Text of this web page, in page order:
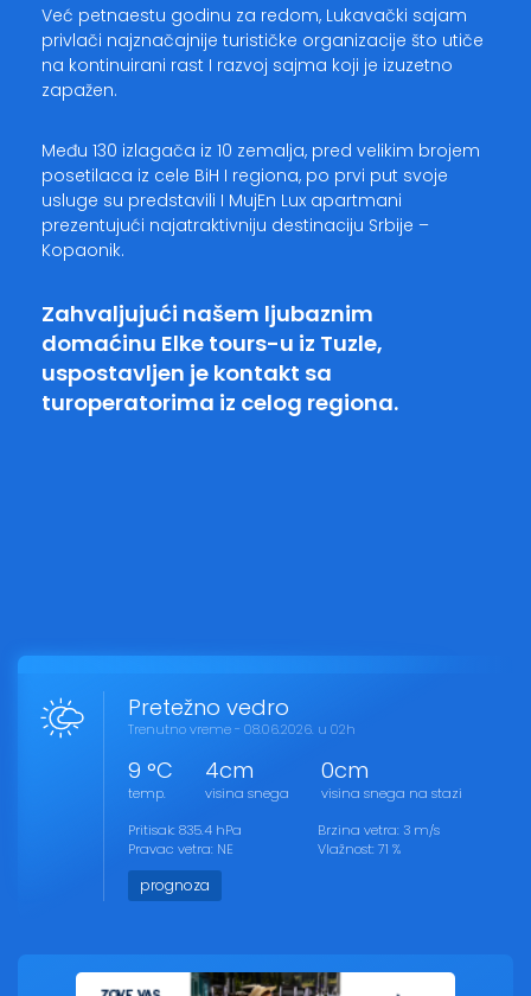
Već petnaestu godinu za redom, Lukavački sajam
privlači najznačajnije turističke organizacije što utiče
na kontinuirani rast I razvoj sajma koji je izuzetno
zapažen.
Među 130 izlagača iz 10 zemalja, pred velikim brojem
posetilaca iz cele BiH I regiona, po prvi put svoje
usluge su predstavili I MujEn Lux apartmani
prezentujući najatraktivniju destinaciju Srbije –
Kopaonik.
Zahvaljujući našem ljubaznim
domaćinu Elke tours-u iz Tuzle,
uspostavljen je kontakt sa
turoperatorima iz celog regiona.
Pretežno vedro
Trenutno vreme - 08.06.2026. u 02h
9 °C
temp.
4cm
visina snega
0cm
visina snega na stazi
Pritisak: 835.4 hPa
Pravac vetra: NE
Brzina vetra: 3 m/s
Vlažnost: 71 %
prognoza